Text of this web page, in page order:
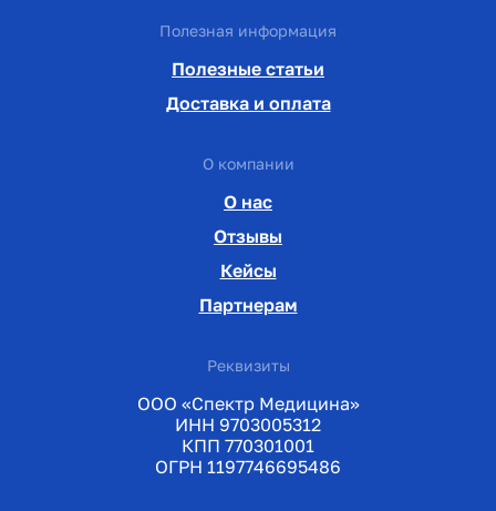
Полезная информация
Полезные статьи
Доставка и оплата
О компании
О нас
Отзывы
Кейсы
Партнерам
Реквизиты
ООО «Спектр Медицина»
ИНН 9703005312
КПП 770301001
ОГРН 1197746695486